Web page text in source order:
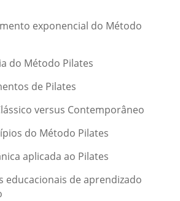
exponencial do Método
do Método Pilates
de Pilates
versus Contemporâneo
do Método Pilates
aplicada ao Pilates
educacionais de aprendizado